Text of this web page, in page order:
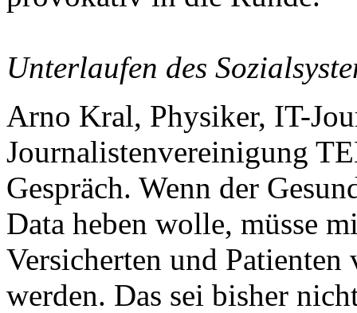
Unterlaufen des
Arno Kral, Physiker, IT-
Journalistenvereinigung
Gespräch. Wenn der
Data heben wolle, müsse
Versicherten und
werden. Das sei bisher